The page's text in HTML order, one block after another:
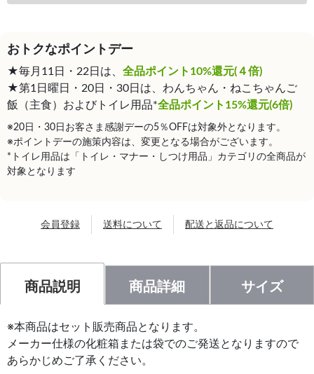
おトクなポイントデー
★毎月11日・22日は、 全品ポイント10%還元(４倍)
★第1日曜日・20日・30日は、わんちゃん・ねこちゃんご
飯（主食）およびトイレ用品*全品ポイント15%還元(6倍)
※20日・30日お客さま感謝デーの5％OFFは対象外となります。
※ポイントデーの施策内容は、変更となる場合がございます。
*トイレ用品は「トイレ・マナー・しつけ用品」カテゴリの全商品が
対象となります
会員登録 送料について 配送と返品について
商品説明 商品詳細 サイズ
※本商品はセット販売商品となります。
メーカー仕様の化粧箱または袋でのご発送となりますので
あらかじめご了承ください。